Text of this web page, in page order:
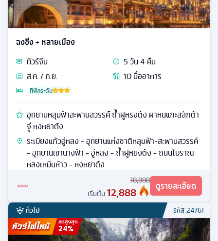
ฉงชิ่ง + หลายเมือง
ทัวร์จีน 5วัน4 คืน
ส.ค. / ก.ย.
10มื้ออาหาร
ที่พักระดับ
อุทยานหลุมฟ้าสะพานสวรรค์ ถ้ำฝูหรงต้ง ผาหินแกะสลักต้า
จู๋ หงหยาต้ง
ระเบียงแก้วอู่หลง - อุทยานแห่งชาติหลุมฟ้า-สะพานสวรรค์
- อุทยานเขานางฟ้า - อู่หลง - ถ้ำฝูหยงต้ง - ถนนโบราณ
หลงเหมินห้าว - หงหยาต้ง
18,888
เริ่มต้น 12,888 ดูรายละเอียด
ทั่วไป รหัส24761
ลดสูงสุด
24%